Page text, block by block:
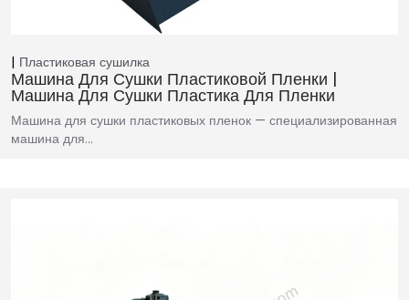
Пластиковая сушилка
Машина Для Сушки Пластиковой Пленки |
Машина Для Сушки Пластика Для Пленки
Машина для сушки пластиковых пленок — специализированная
машина для…